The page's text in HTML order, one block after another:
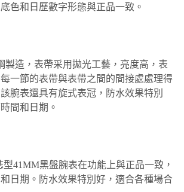
色和日歷數字形態與正品一致‌。
製造，表帶采用拋光工藝，亮度高，表
一節的表帶與表帶之間的間接處處理得
腕表還具有旋式表冠，防水效果特別
間和日期‌。
41MM黑盤腕表在功能上與正品一致，
日期。防水效果特別好，適合各種場合